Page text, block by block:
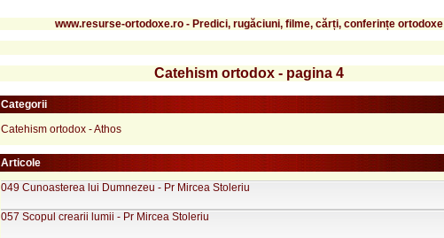
www.resurse-ortodoxe.ro - Predici, rugăciuni, filme, cărți, conferințe ortodoxe
Catehism ortodox - pagina 4
Categorii
Catehism ortodox - Athos
Articole
049 Cunoasterea lui Dumnezeu - Pr Mircea Stoleriu
057 Scopul crearii lumii - Pr Mircea Stoleriu